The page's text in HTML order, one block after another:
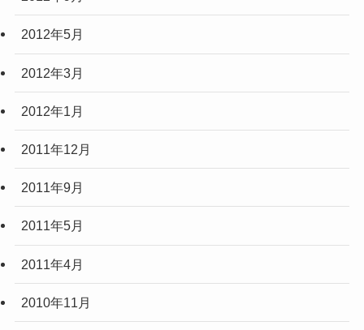
2012年5月
2012年3月
2012年1月
2011年12月
2011年9月
2011年5月
2011年4月
2010年11月